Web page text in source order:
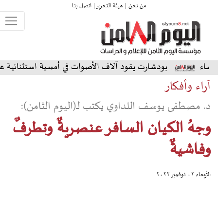
من نحن | هيئة التحرير |اتصل بنا
يقود آلاف الأصوات في أمسية استثنائية على المسرح
آراء وأفكار
د. مصطفى يوسف اللداوي يكتب لـ(اليوم الثامن):
وجهُ الكيان السافر عنصريةٌ وتطرفٌ
وفاشيةٌ
الأربعاء ٠٢ نوفمبر ٢٠٢٢